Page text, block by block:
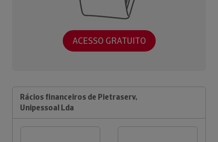
ACESSO GRATUITO
Rácios financeiros de Pietraserv,
Unipessoal Lda